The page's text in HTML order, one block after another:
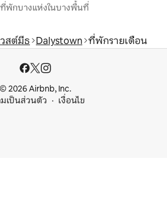
พักบางแห่งในบางพื้นที่
วสต์มีธ Dalystown ที่พักรายเดือน
© 2026 Airbnb, Inc.
มเป็นส่วนตัว
เงื่อนไข